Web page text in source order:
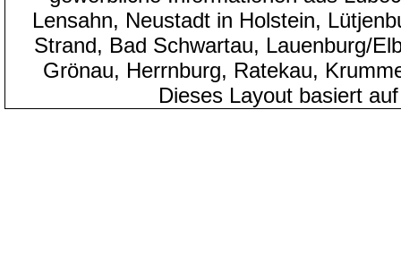
Lensahn, Neustadt in Holstein,
Strand, Bad Schwartau, Lauenburg/
Grönau, Herrnburg, Ratekau,
Dieses Layout basiert